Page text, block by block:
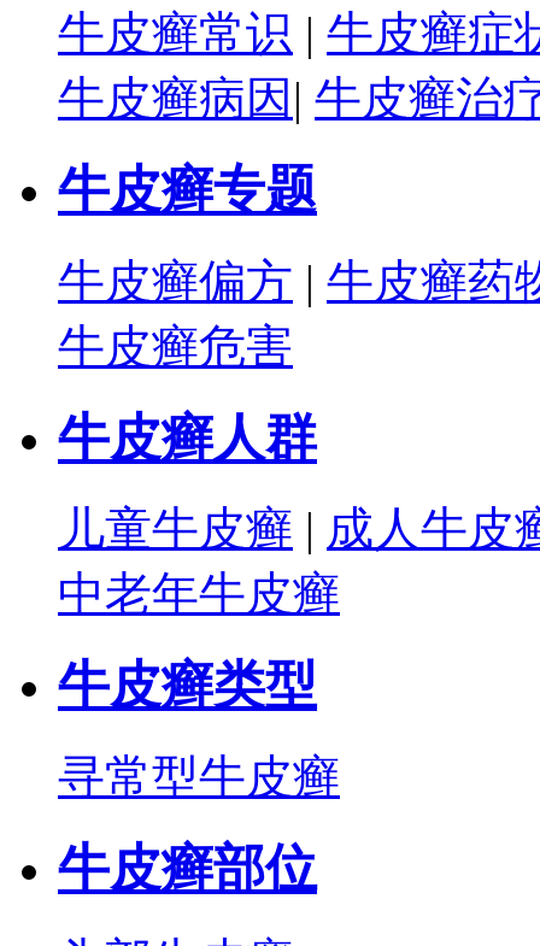
牛皮癣常识 | 牛皮癣症
牛皮癣病因 | 牛皮癣治
牛皮癣专题
牛皮癣偏方 | 牛皮癣药
牛皮癣危害
牛皮癣人群
儿童牛皮癣 | 成人牛皮
中老年牛皮癣
牛皮癣类型
寻常型牛皮癣
牛皮癣部位